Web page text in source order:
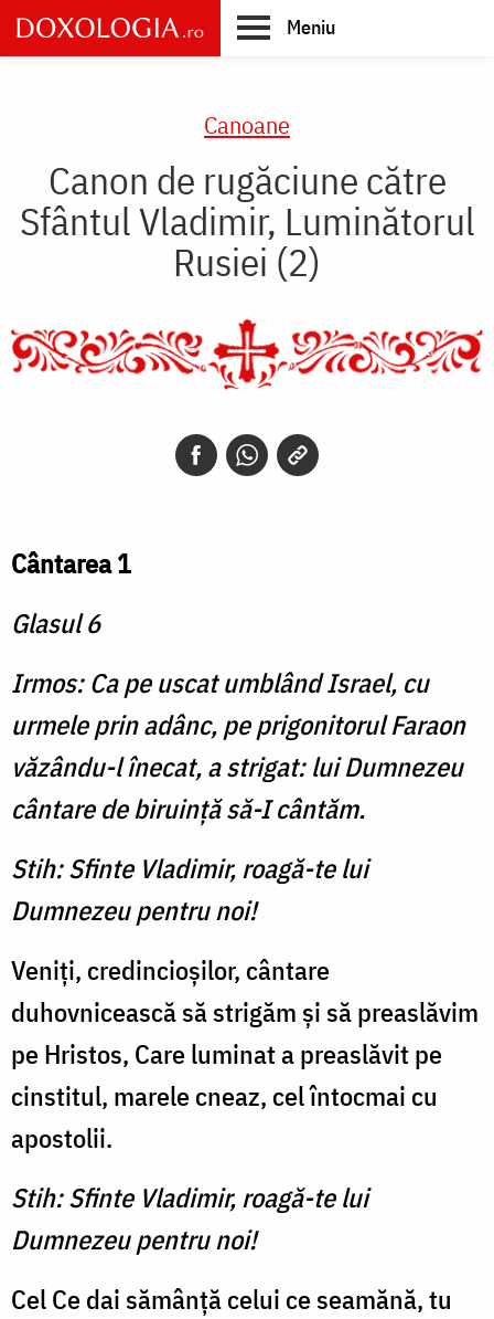
Skip
to
main
Meniu
Canoane
Canon de rugăciune către
Sfântul Vladimir, Luminătorul
Rusiei (2)
Cântarea 1
Glasul 6
Irmos: Ca pe uscat umblând Israel, cu
urmele prin adânc, pe prigonitorul Faraon
văzându-l înecat, a strigat: lui Dumnezeu
cântare de biruinţă să-I cântăm.
Stih: Sfinte Vladimir, roagă-te lui
Dumnezeu pentru noi!
Veniți, credincioșilor, cântare
duhovnicească să strigăm și să preaslăvim
pe Hristos, Care luminat a preaslăvit pe
cinstitul, marele cneaz, cel întocmai cu
apostolii.
Stih: Sfinte Vladimir, roagă-te lui
Dumnezeu pentru noi!
Cel Ce dai sămânță celui ce seamănă, tu